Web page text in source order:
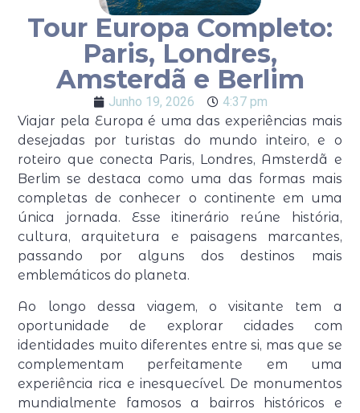
Tour Europa Completo:
Paris, Londres,
Amsterdã e Berlim
Junho 19, 2026
4:37 pm
Viajar pela Europa é uma das experiências mais
desejadas por turistas do mundo inteiro, e o
roteiro que conecta Paris, Londres, Amsterdã e
Berlim se destaca como uma das formas mais
completas de conhecer o continente em uma
única jornada. Esse itinerário reúne história,
cultura, arquitetura e paisagens marcantes,
passando por alguns dos destinos mais
emblemáticos do planeta.
Ao longo dessa viagem, o visitante tem a
oportunidade de explorar cidades com
identidades muito diferentes entre si, mas que se
complementam perfeitamente em uma
experiência rica e inesquecível. De monumentos
mundialmente famosos a bairros históricos e